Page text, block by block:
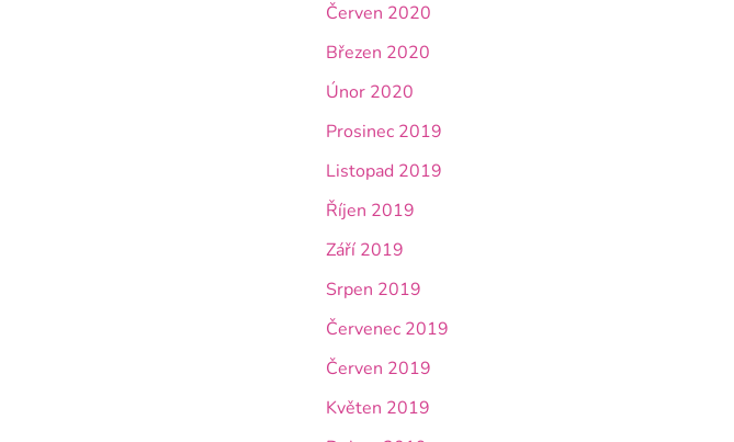
Červen 2020
Březen 2020
Únor 2020
Prosinec 2019
Listopad 2019
Říjen 2019
Září 2019
Srpen 2019
Červenec 2019
Červen 2019
Květen 2019